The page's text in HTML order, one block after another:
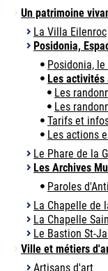
Un patrimoine
La Villa Eilenroc
Posidonia,
Posidonia, le
Les
Les
Les
Tarifs et
Les actions
Le Phare de la
Les Archives
Paroles
La Chapelle de
La Chapelle
Le Bastion St-
Ville et métiers
Artisans d'art